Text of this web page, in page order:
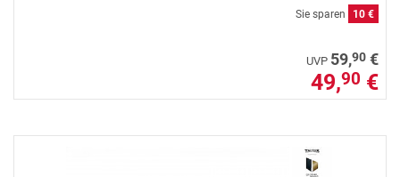
Sie sparen 10 €
UVP 59,90 €
49,90 €